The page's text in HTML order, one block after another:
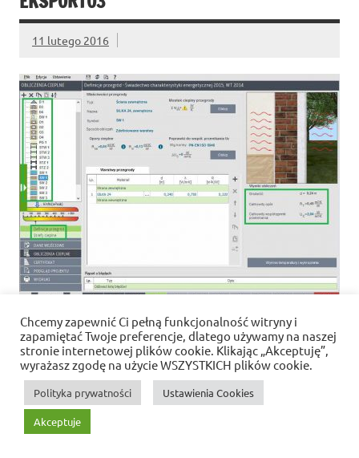
11 lutego 2016
Polityka prywatności i pliki cookies
WordPress Theme: Dynamic News by ThemeZee.
Chcemy zapewnić Ci pełną funkcjonalność witryny i
zapamiętać Twoje preferencje, dlatego używamy na naszej
stronie internetowej plików cookie. Klikając „Akceptuję”,
wyrażasz zgodę na użycie WSZYSTKICH plików cookie.
Polityka prywatności Ustawienia Cookies
Akceptuje